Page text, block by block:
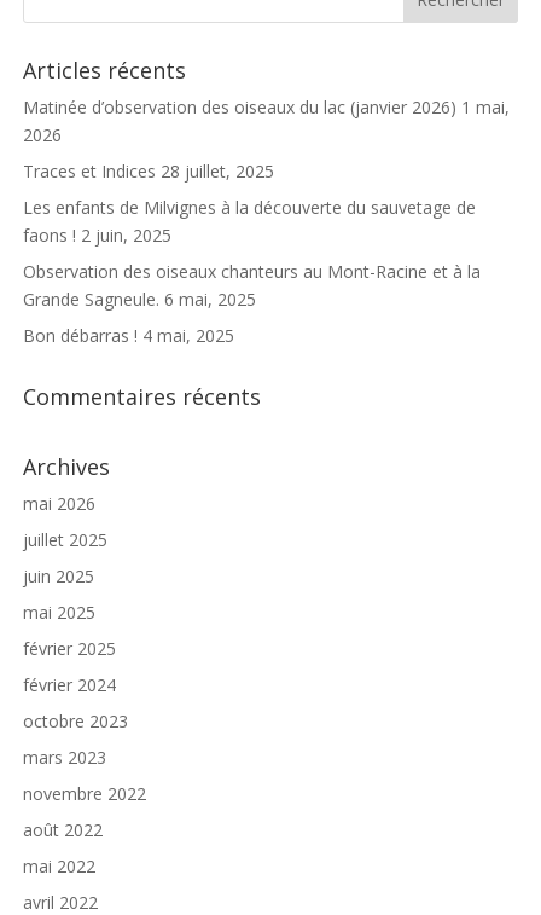
Articles récents
Matinée d’observation des oiseaux du lac (janvier 2026) 1 mai,
2026
Traces et Indices 28 juillet, 2025
Les enfants de Milvignes à la découverte du sauvetage de
faons ! 2 juin, 2025
Observation des oiseaux chanteurs au Mont-Racine et à la
Grande Sagneule. 6 mai, 2025
Bon débarras ! 4 mai, 2025
Commentaires récents
Archives
mai 2026
juillet 2025
juin 2025
mai 2025
février 2025
février 2024
octobre 2023
mars 2023
novembre 2022
août 2022
mai 2022
avril 2022